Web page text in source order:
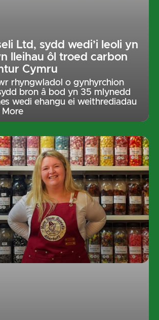
Ltd, sydd wedi’i leoli yn
lleihau ôl troed carbon
Cymru
rhyngwladol o gynhyrchion
bron â bod yn 35 mlynedd
wedi ehangu ei weithrediadau
More